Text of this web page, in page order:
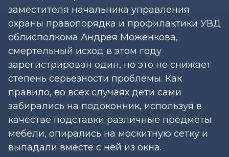
заместителя начальника управления
охраны правопорядка и профилактики УВД
облисполкома Андрея Моженкова,
смертельный исход в этом году
зарегистрирован один, но это не снижает
степень серьезности проблемы. Как
правило, во всех случаях дети сами
забирались на подоконник, используя в
качестве подставки различные предметы
мебели, опирались на москитную сетку и
выпадали вместе с ней из окна.